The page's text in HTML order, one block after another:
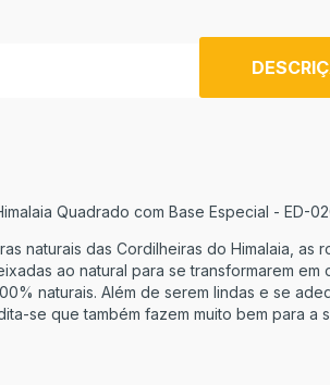
Quadrado com Base Especial - ED-
naturais das Cordilheiras do Himalaia, as
ao natural para se transformarem em
naturais. Além de serem lindas e se
se que também fazem muito bem para a